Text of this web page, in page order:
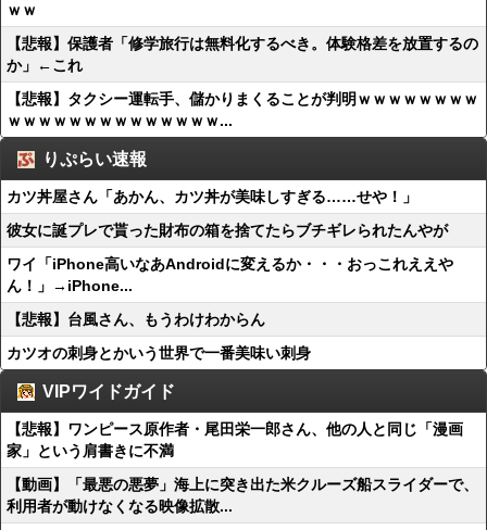
ｗｗ
【悲報】保護者「修学旅行は無料化するべき。体験格差を放置するの
か」←これ
【悲報】タクシー運転手、儲かりまくることが判明ｗｗｗｗｗｗｗｗ
ｗｗｗｗｗｗｗｗｗｗｗｗｗｗ...
りぷらい速報
カツ丼屋さん「あかん、カツ丼が美味しすぎる……せや！」
彼女に誕プレで貰った財布の箱を捨てたらブチギレられたんやが
ワイ「iPhone高いなあAndroidに変えるか・・・おっこれええや
ん！」→iPhone...
【悲報】台風さん、もうわけわからん
カツオの刺身とかいう世界で一番美味い刺身
VIPワイドガイド
【悲報】ワンピース原作者・尾田栄一郎さん、他の人と同じ「漫画
家」という肩書きに不満
【動画】「最悪の悪夢」海上に突き出た米クルーズ船スライダーで、
利用者が動けなくなる映像拡散...